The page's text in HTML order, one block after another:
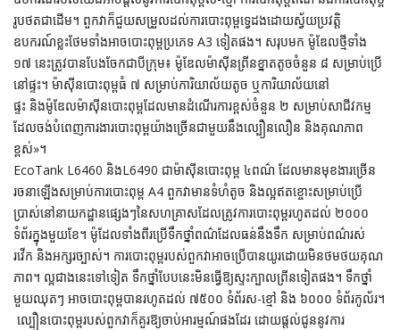
រូបថតជាដើម។ ពួកវាក៏ជួយសម្រួលដល់ការបោះពុម្ពទ្វេដងដោយស្វ័យប្រវត្តិ
ឧបករណ៍ខ្លះថែមទាំងអាចបោះពុម្ពប្រភេទ A3 ទៀតផង។ សរុបមក ម៉ូឌែលថ្មីទាំង
១៧ នេះត្រូវបានបែងចែកជាបីក្រុម៖ ម៉ូឌែលម៉ាស៊ីនព្រីនខ្នាតតូចចំនួន ៨ សម្រាប់ប្រើ
នៅផ្ទះ។ ម៉ាស៊ីនបោះពុម្ពធំ ៧ សម្រាប់ការិយាល័យតូច ឬការិយាល័យនៅ
ផ្ទះ និងម៉ូឌែលម៉ាស៊ីនបោះពុម្ពដែលមានដំណើរការខ្ពស់ចំនួន ២ សម្រាប់សាជីវកម្ម
ដែលចង់បំពេញការងារបោះពុម្ពយ៉ាងច្រើនជាមួយនឹងល្បឿនលឿន និងគុណភាព
ខ្ពស់»។
EcoTank L6460 និងL6490 ជាម៉ាស៊ីនបោះពុម្ព ៤ពណ៌ ដែលមានមុខងារច្រើន
រចនាឡើងសម្រាប់ការបោះពុម្ព A4 ពួកវាមានទំហំតូច និងល្អឥតខ្ចោះសម្រាប់ប្រើ
ប្រាស់នៅនាយកដ្ឋានផ្សេងៗនៃសហគ្រាសដែលត្រូវការបោះពុម្ពរហូតដល់ ២០០០
ទំព័រក្នុងមួយខែ។ ម៉ូដែលទាំងពីរប្រើទឹកថ្នាំពណ៌ដែលធន់នឹងទឹក សម្រាប់ពណ៌រស់
រវើក និងអក្សរច្បាស់។ ការបោះពុម្ពរបស់ពួកវាអាចប្រើបានយូរដោយមិនថមថយគុណ
ភាព។ ល្អជាងនេះទៅទៀត ទឹកថ្នាំបែបនេះមិនធ្វើឱ្យស្ទះក្បាលព្រីនទៀតផង។ ទឹកថ្នាំ
មួយឈុតៗ អាចបោះពុម្ពបានរហូតដល់ ៧៥០០ ទំព័រស-ខ្មៅ និង ៦០០០ ទំព័រកូល័រ។
ល្បឿនបោះពុម្ពរបស់ពួកវាក៏គួរឱ្យចាប់អារម្មណ៍ផងដែរ ដោយផ្តល់ជូននូវការ